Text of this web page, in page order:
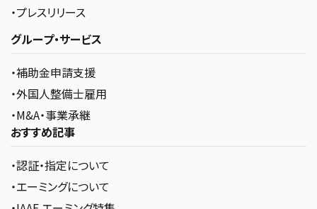
・プレスリリース
グループ・サービス
・補助金申請支援
・外国人整備士雇用
・M&A・事業承継
おすすめ記事
・認証・指定について
・エーミングについて